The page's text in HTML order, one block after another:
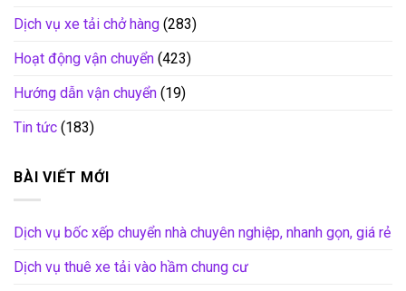
Dịch vụ xe tải chở hàng (283)
Hoạt động vận chuyển (423)
Hướng dẫn vận chuyển (19)
Tin tức (183)
BÀI VIẾT MỚI
Dịch vụ bốc xếp chuyển nhà chuyên nghiệp, nhanh gọn, giá rẻ
Dịch vụ thuê xe tải vào hầm chung cư